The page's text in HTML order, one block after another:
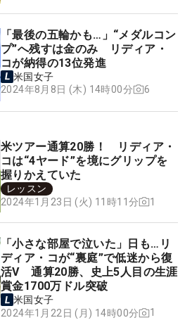
「最後の五輪かも…」“メダルコン
プ”へ残すは金のみ リディア・
コが納得の13位発進
米国女子
2024年8月8日 (木) 14時00分
6
米ツアー通算20勝！ リディア・
コは“4ヤード”を境にグリップを
握りかえていた
レッスン
2024年1月23日 (火) 11時11分
1
「小さな部屋で泣いた」日も…リ
ディア・コが“裏庭”で低迷から復
活V 通算20勝、史上5人目の生涯
賞金1700万ドル突破
米国女子
2024年1月22日 (月) 14時00分
1